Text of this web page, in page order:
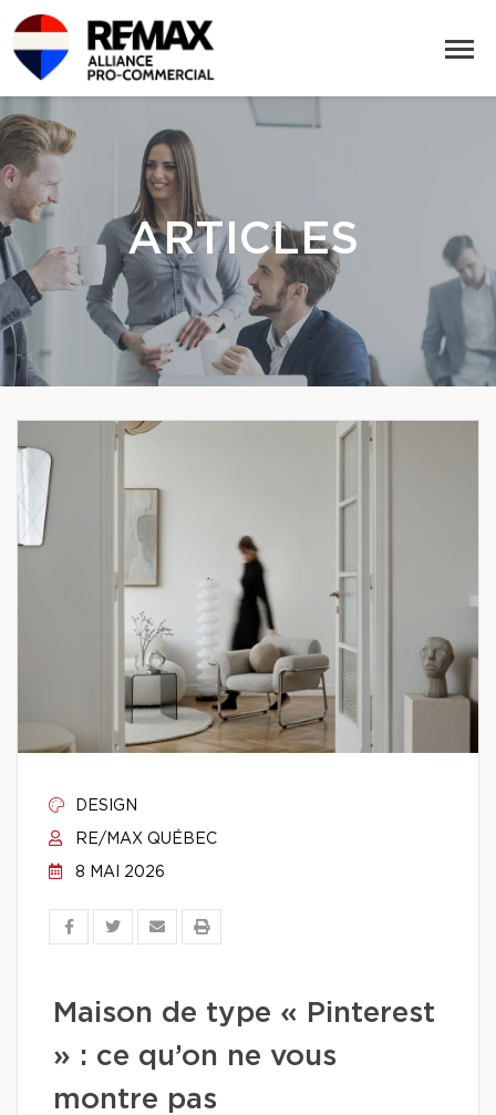
ARTICLES
DESIGN
RE/MAX QUÉBEC
8 MAI 2026
Maison de type « Pinterest
» : ce qu’on ne vous
montre pas